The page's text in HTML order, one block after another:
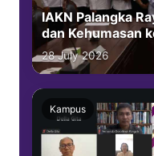
IAKN Palangka
dan Kehumasan
Semarang
28 July 2026
Kampus